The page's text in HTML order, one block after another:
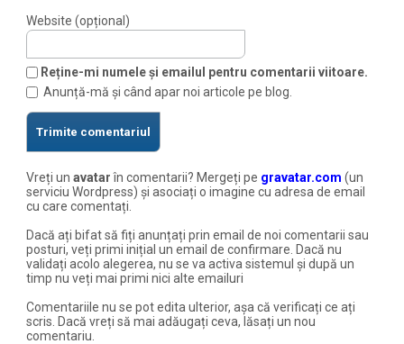
Website (opțional)
Reține-mi numele și emailul pentru comentarii viitoare.
Anunță-mă și când apar noi articole pe blog.
Vreți unavatarîn comentarii? Mergeți pe gravatar.com (un
serviciu Wordpress) și asociați o imagine cu adresa de email
cu care comentați.
Dacă ați bifat să fiți anunțați prin email de noi comentarii sau
posturi, veți primi inițial un email de confirmare. Dacă nu
validați acolo alegerea, nu se va activa sistemul și după un
timp nu veți mai primi nici alte emailuri
Comentariile nu se pot edita ulterior, așa că verificați ce ați
scris. Dacă vreți să mai adăugați ceva, lăsați un nou
comentariu.